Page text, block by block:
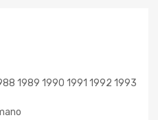
1989 1990 1991 1992 1993